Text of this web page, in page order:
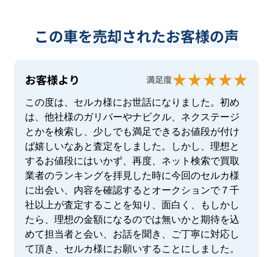
この車を売却されたお客様の声
お客様より 満足度
この度は、セルカ様にお世話になりました。初め
は、他社様のガリバーやナビクル、ネクステージ
とかを検索し、少しでも満足できるお値段が付け
ば嬉しいなあと査定をしました。しかし、理想と
するお値段にはいかず、再度、ネット検索で買取
業者のランキングを拝見した時に今回のセルカ様
に出会い、内容を確認するとオークションで７千
社以上が査定することを知り、面白く、もしかし
たら、理想の金額になるのでは無いかと期待を込
めて担当者と会い、お話を聞き、ご丁寧に対応し
て頂き、セルカ様にお願いすることにしました。